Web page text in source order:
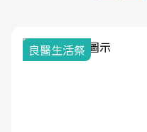
良醫生活祭